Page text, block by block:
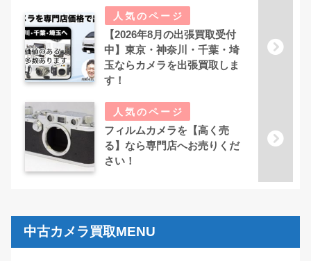
【2026年8月の出張買取受付
中】東京・神奈川・千葉・埼
玉ならカメラを出張買取しま
す！
フィルムカメラを【高く売
る】なら専門店へお売りくだ
さい！
中古カメラ買取MENU